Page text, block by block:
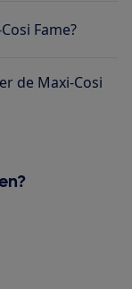
Fame?
de Maxi-Cosi